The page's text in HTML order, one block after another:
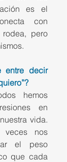
es el
con
pero
entre decir
en
vida.
veces nos
el peso
que cada